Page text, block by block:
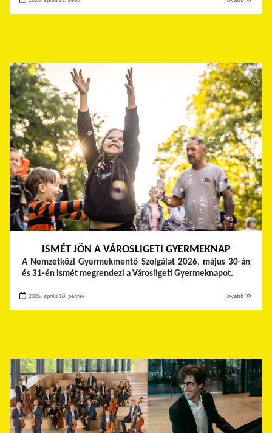
ISMÉT JÖN A VÁROSLIGETI GYERMEKNAP
A Nemzetközi Gyermekmentő Szolgálat 2026. május 30-án
és 31-én ismét megrendezi a Városligeti Gyermeknapot.
2026. április 10. péntek Tovább ≫